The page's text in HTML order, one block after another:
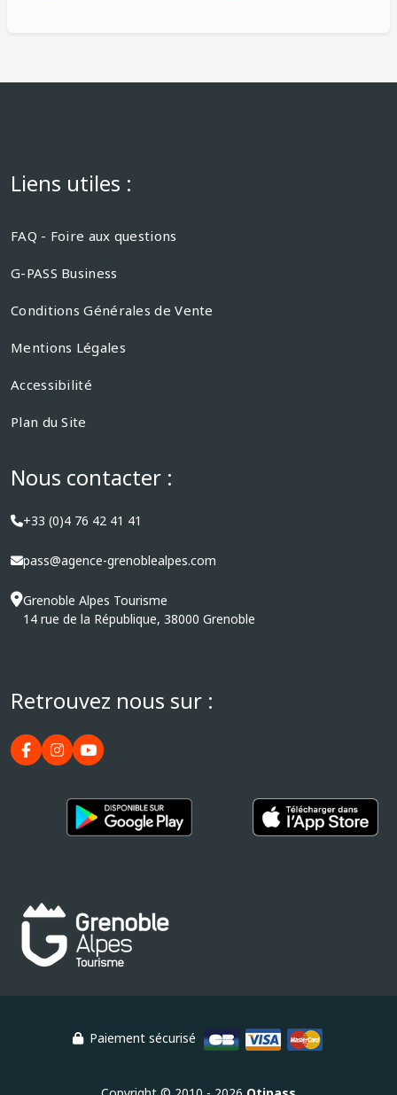
Liens utiles :
FAQ - Foire aux questions
G-PASS Business
Conditions Générales de Vente
Mentions Légales
Accessibilité
Plan du Site
Nous contacter :
+33 (0)4 76 42 41 41
pass@agence-grenoblealpes.com
Grenoble Alpes Tourisme
14 rue de la République, 38000 Grenoble
Retrouvez nous sur :
Paiement sécurisé